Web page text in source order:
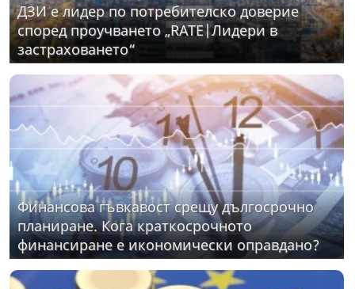
ДЗИ е лидер по потребителско доверие
според проучването „RATE|Лидери в
застраховането“
Финансова гъвкавост срещу дългосрочно
планиране. Кога краткосрочното
финансиране е икономически оправдано?